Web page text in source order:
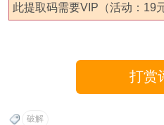
此提取码需要VIP（活动：19
打赏
破解